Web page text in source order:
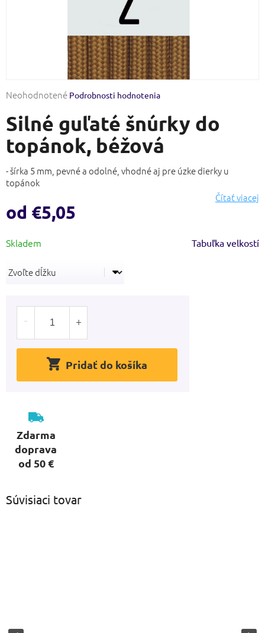
Priemerné
produktu
je
0,0
z
hviezdičiek.
Neohodnotené Podrobnosti hodnotenia
Silné guľaté šnúrky do
topánok, béžová
- šírka 5 mm, pevné a odolné, vhodné aj pre úzke dierky u
topánok
Čítať viacej
od €5,05
cena:
Tabuľka velkostí
Pridať do košíka
Zdarma
doprava
od 50 €
Súvisiaci tovar